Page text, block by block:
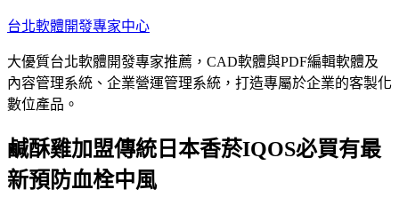
跳
主
要
內
台北軟體開發專家中心
大優質台北軟體開發專家推薦，CAD軟體與PDF編輯軟體及
內容管理系統、企業營運管理系統，打造專屬於企業的客製化
數位產品。
鹹酥雞加盟傳統日本香菸IQOS必買有最
新預防血栓中風